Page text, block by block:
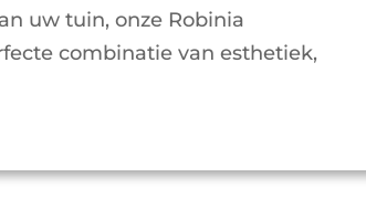
uw tuin, onze Robinia
combinatie van esthetiek,